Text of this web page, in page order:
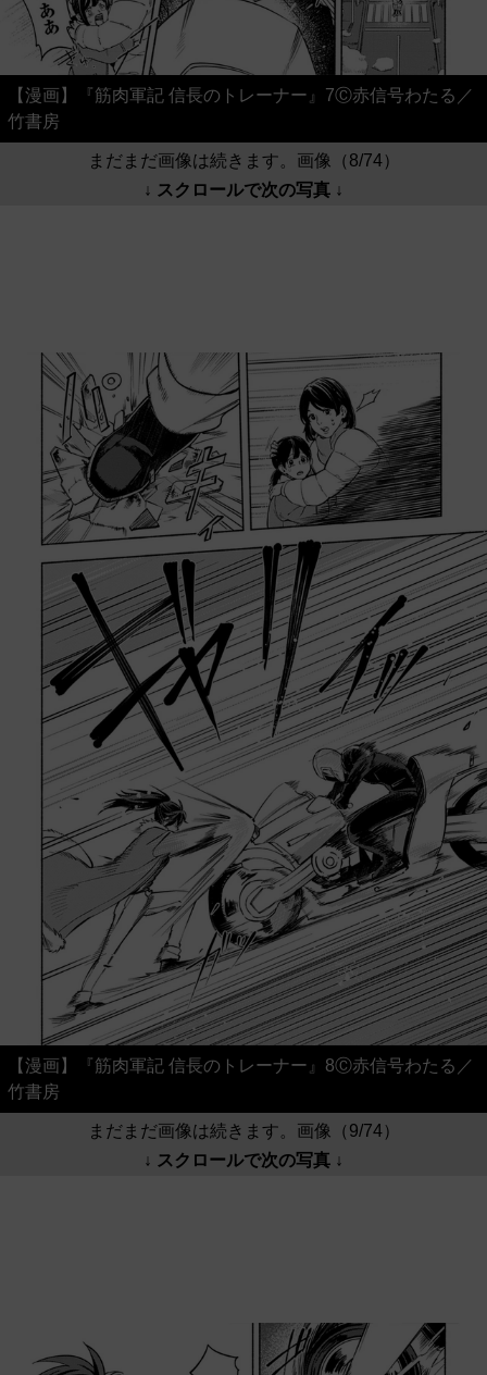
【漫画】『筋肉軍記 信長のトレーナー』7Ⓒ赤信号わたる／
竹書房
まだまだ画像は続きます。画像（8/74）
↓ スクロールで次の写真 ↓
【漫画】『筋肉軍記 信長のトレーナー』8Ⓒ赤信号わたる／
竹書房
まだまだ画像は続きます。画像（9/74）
↓ スクロールで次の写真 ↓